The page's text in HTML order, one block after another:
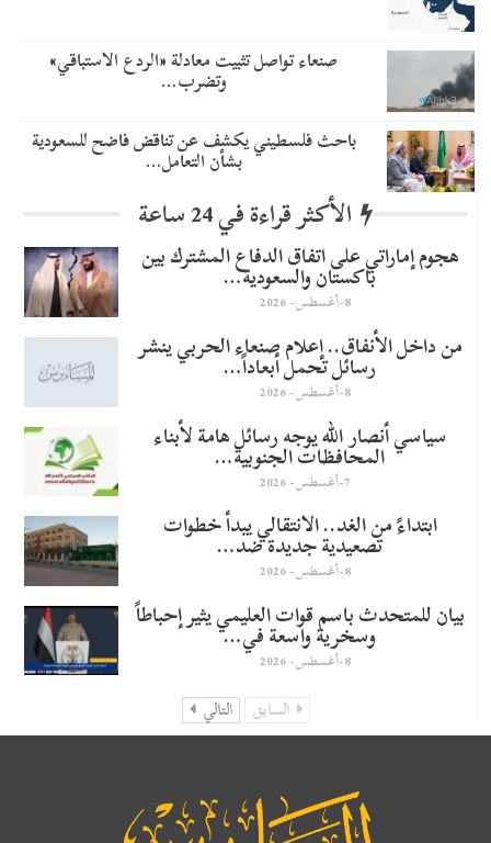
صنعاء تواصل تثبيت معادلة «الردع الاستباقي»
وتضرب…
باحث فلسطيني يكشف عن تناقض فاضح للسعودية
بشأن التعامل…
الأكثر قراءة في 24 ساعة
هجوم إماراتي على اتفاق الدفاع المشترك بين
باكستان والسعودية…
8-أغسطس- 2026
من داخل الأنفاق.. إعلام صنعاء الحربي ينشر
رسائل تحمل أبعاداً…
8-أغسطس- 2026
سياسي أنصار الله يوجه رسائل هامة لأبناء
المحافظات الجنوبية…
7-أغسطس- 2026
​ابتداءً من الغد.. الانتقالي يبدأ خطوات
تصعيدية جديدة ضد…
8-أغسطس- 2026
بيان للمتحدث باسم قوات العليمي يثير إحباطاً
وسخرية واسعة في…
8-أغسطس- 2026
السابق التالي